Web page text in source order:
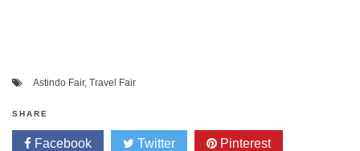
Astindo Fair, Travel Fair
SHARE
Facebook Twitter Pinterest